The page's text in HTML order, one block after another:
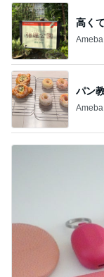
高く
パン